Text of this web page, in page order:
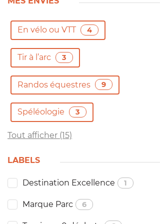
En vélo ou VTT 4
Tir à l’arc 3
Randos équestres 9
Spéléologie 3
Tout afficher (15)
LABELS
Destination Excellence 1
Marque Parc 6